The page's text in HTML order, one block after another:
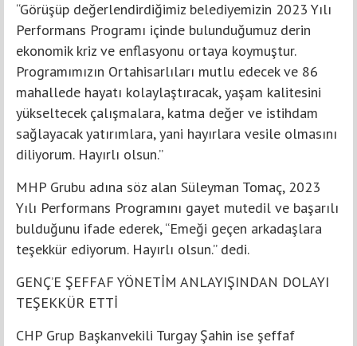
“Görüşüp değerlendirdiğimiz belediyemizin 2023 Yılı
Performans Programı içinde bulunduğumuz derin
ekonomik kriz ve enflasyonu ortaya koymuştur.
Programımızın Ortahisarlıları mutlu edecek ve 86
mahallede hayatı kolaylaştıracak, yaşam kalitesini
yükseltecek çalışmalara, katma değer ve istihdam
sağlayacak yatırımlara, yani hayırlara vesile olmasını
diliyorum. Hayırlı olsun.”
MHP Grubu adına söz alan Süleyman Tomaç, 2023
Yılı Performans Programını gayet mutedil ve başarılı
bulduğunu ifade ederek, “Emeği geçen arkadaşlara
teşekkür ediyorum. Hayırlı olsun.” dedi.
GENÇ’E ŞEFFAF YÖNETİM ANLAYIŞINDAN DOLAYI
TEŞEKKÜR ETTİ
CHP Grup Başkanvekili Turgay Şahin ise şeffaf